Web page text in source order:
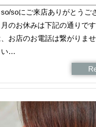
soにご来店ありがとうご
月のお休みは下記の通りで
お店のお電話は繋がりま
い…